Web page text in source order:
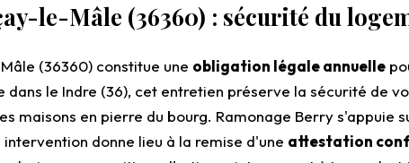
le-Mâle (36360) : sécurité du
(36360) constitue une obligation légale annuelle
le Indre (36), cet entretien préserve la sécurité de
maisons en pierre du bourg. Ramonage Berry s'appuie
donne lieu à la remise d'une attestation